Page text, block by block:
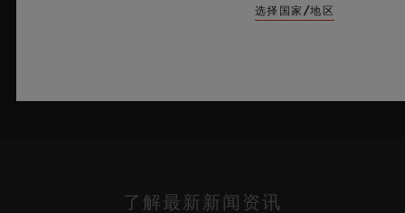
了解最新新闻资讯
选择国家/地区